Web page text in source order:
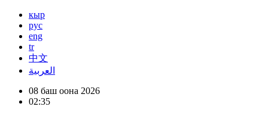
кыр
рус
eng
tr
中文
العربية
08 баш оона 2026
02:35